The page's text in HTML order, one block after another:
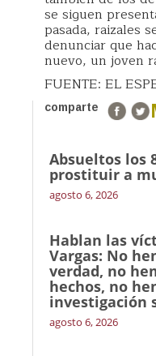
se siguen
pasada, raizales
denunciar que
nuevo, un joven
FUENTE: EL
comparte
Absueltos los
prostituir a
agosto 6, 2026
Hablan las
Vargas: No
verdad, no
hechos, no
investigación
agosto 6, 2026